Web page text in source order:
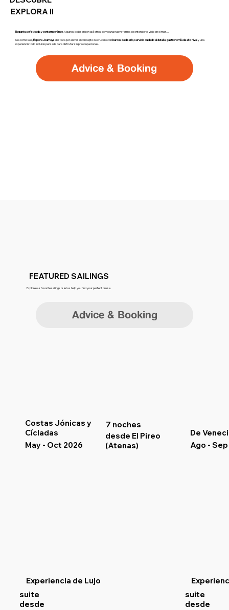
EXPLORA II
Elegante, sofisticado y contemporáneo. Algunos lo describen así; otros como una nueva forma de entender el viaje en el mar…
Sea como sea, Explora Journeys destaca por elevar el concepto de crucero conbarcos de diseño,servicio cuidado al detalle,gastronomía de alto nively una
experiencia todo incluido pensada para disfrutar sin preocupaciones.
Advice & Booking
FEATURED SAILINGS
Explore our favorite sailings or let us help you find your perfect cruise.
Advice & Booking
Costas Jónicas y
Cícladas
May - Oct 2026
desde El Pireo
(Atenas)
7 noches
Experiencia de Lujo
suite
desde
De
Ago -
suite
desde